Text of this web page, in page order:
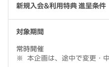
新規入会&利用特典 進呈条件
対象期間
常時開催
本企画は、途中で変更・